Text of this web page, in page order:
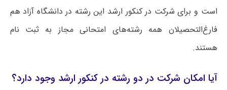
است و برای شرکت در کنکور ارشد این رشته در دانشگاه آزاد هم
فارغ‌التحصیلان همه رشته‌های امتحانی مجاز به ثبت نام
هستند.
آیا امکان شرکت در دو رشته در کنکور ارشد وجود دارد؟